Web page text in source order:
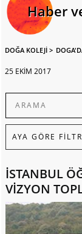
Haber
DOĞA KOLEJİ >
25 EKİM 2017
İSTANBUL
VİZYON